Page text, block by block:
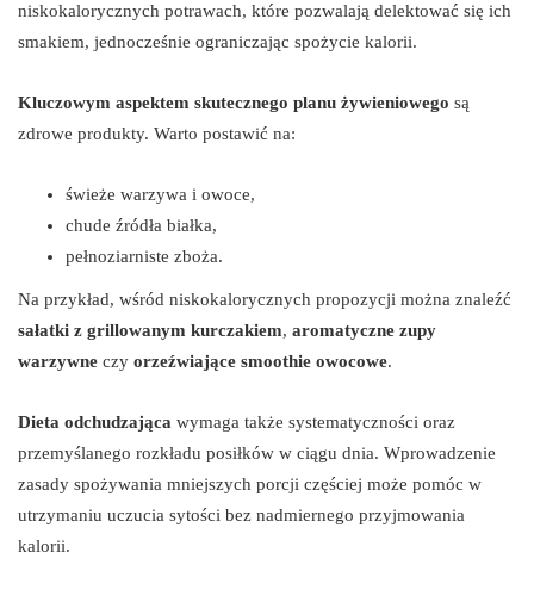
niskokalorycznych potrawach, które pozwalają delektować się ich
smakiem, jednocześnie ograniczając spożycie kalorii.
Kluczowym aspektem skutecznego planu żywieniowego są
zdrowe produkty. Warto postawić na:
świeże warzywa i owoce,
chude źródła białka,
pełnoziarniste zboża.
Na przykład, wśród niskokalorycznych propozycji można znaleźć
sałatki z grillowanym kurczakiem, aromatyczne zupy
warzywne czy orzeźwiające smoothie owocowe.
Dieta odchudzająca wymaga także systematyczności oraz
przemyślanego rozkładu posiłków w ciągu dnia. Wprowadzenie
zasady spożywania mniejszych porcji częściej może pomóc w
utrzymaniu uczucia sytości bez nadmiernego przyjmowania
kalorii.